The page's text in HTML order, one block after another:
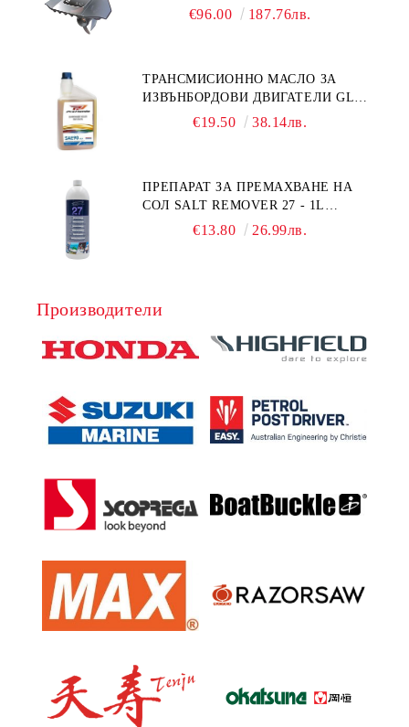
УНИВЕРСАЛЕН SE SPORT 200
€96.00 187.76лв.
ТРАНСМИСИОННО МАСЛО ЗА
ИЗВЪНБОРДОВИ ДВИГАТЕЛИ GL4
HONDA MARINE 08251-999-102PRO
€19.50 38.14лв.
ПРЕПАРАТ ЗА ПРЕМАХВАНЕ НА
СОЛ SALT REMOVER 27 - 1L
NAUTIC CLEAN
€13.80 26.99лв.
Производители